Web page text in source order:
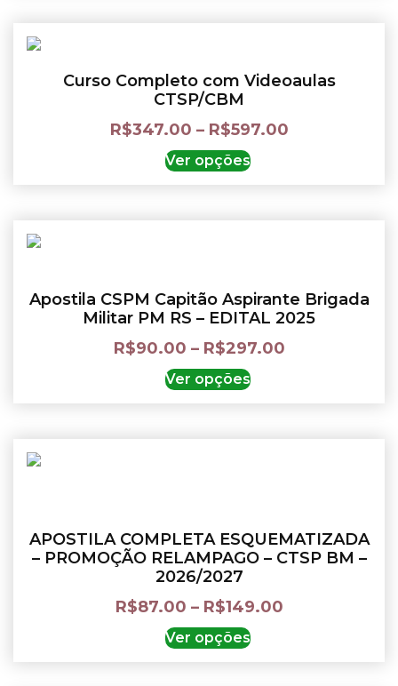
Curso Completo com Videoaulas
CTSP/CBM
R$347.00 – R$597.00
Ver opções
Apostila CSPM Capitão Aspirante Brigada
Militar PM RS – EDITAL 2025
R$90.00 – R$297.00
Ver opções
APOSTILA COMPLETA ESQUEMATIZADA
– PROMOÇÃO RELAMPAGO – CTSP BM –
2026/2027
R$87.00 – R$149.00
Ver opções